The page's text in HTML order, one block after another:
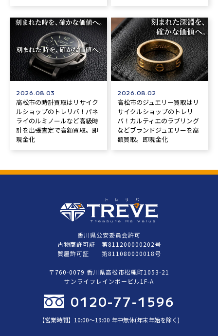
2026.08.03
高松市の時計買取はリサイク
ルショップのトレリバ！パネ
ライのルミノールなど高級時
計を出張査定で高額買取。即
現金化
2026.08.02
高松市のジュエリー買取はリ
サイクルショップのトレリ
バ！カルティエのラブリング
などブランドジュエリーを高
額買取。即現金化
香川県公安委員会許可
古物商許可証 第811200000202号
質屋許可証 第811080000018号
〒760-0079 香川県高松市松縄町1053-21
サンライフレインボービル1F-A
0120-77-1596
【営業時間】10:00〜19:00 年中無休(年末年始を除く)